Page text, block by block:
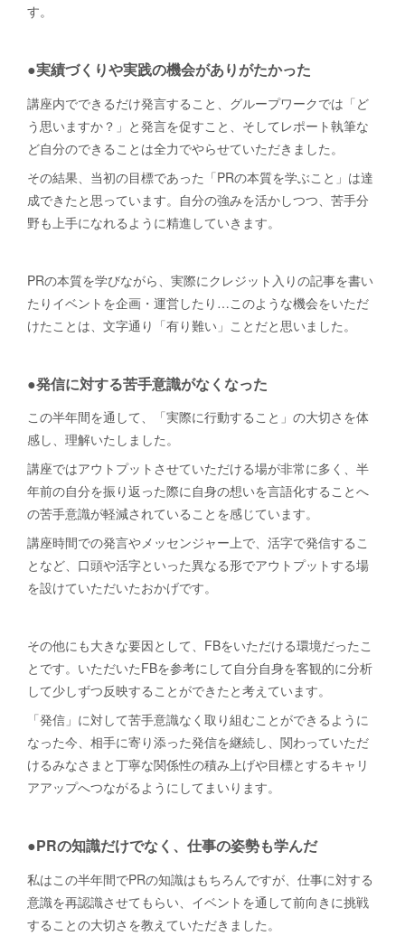
す。
●実績づくりや実践の機会がありがたかった
講座内でできるだけ発言すること、グループワークでは「ど
う思いますか？」と発言を促すこと、そしてレポート執筆な
ど自分のできることは全力でやらせていただきました。
その結果、当初の目標であった「PRの本質を学ぶこと」は達
成できたと思っています。自分の強みを活かしつつ、苦手分
野も上手になれるように精進していきます。
PRの本質を学びながら、実際にクレジット入りの記事を書い
たりイベントを企画・運営したり…このような機会をいただ
けたことは、文字通り「有り難い」ことだと思いました。
●発信に対する苦手意識がなくなった
この半年間を通して、「実際に行動すること」の大切さを体
感し、理解いたしました。
講座ではアウトプットさせていただける場が非常に多く、半
年前の自分を振り返った際に自身の想いを言語化することへ
の苦手意識が軽減されていることを感じています。
講座時間での発言やメッセンジャー上で、活字で発信するこ
となど、口頭や活字といった異なる形でアウトプットする場
を設けていただいたおかげです。
その他にも大きな要因として、FBをいただける環境だったこ
とです。いただいたFBを参考にして自分自身を客観的に分析
して少しずつ反映することができたと考えています。
「発信」に対して苦手意識なく取り組むことができるように
なった今、相手に寄り添った発信を継続し、関わっていただ
けるみなさまと丁寧な関係性の積み上げや目標とするキャリ
アアップへつながるようにしてまいります。
●PRの知識だけでなく、仕事の姿勢も学んだ
私はこの半年間でPRの知識はもちろんですが、仕事に対する
意識を再認識させてもらい、イベントを通して前向きに挑戦
することの大切さを教えていただきました。